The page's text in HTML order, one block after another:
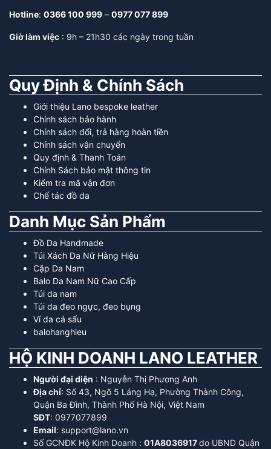
Hotline: 0366 100 999 – 0977 077 899
Giờ làm việc : 9h – 21h30 các ngày trong tuần
Quy Định & Chính Sách
Giới thiệu Lano bespoke leather
Chính sách bảo hành
Chính sách đổi, trả hàng hoàn tiền
Chính sách vận chuyển
Quy định & Thanh Toán
Chính Sách bảo mật thông tin
Kiểm tra mã vận đơn
Chế tác đồ da
Danh Mục Sản Phẩm
Đồ Da Handmade
Túi Xách Da Nữ Hàng Hiệu
Cặp Da Nam
Balo Da Nam Nữ Cao Cấp
Túi da nam
Túi da đeo ngực, đeo bụng
Ví da cá sấu
balohanghieu
HỘ KINH DOANH LANO LEATHER
Người đại diện : Nguyễn Thị Phương Anh
Địa chỉ: Số 43, Ngõ 5 Láng Hạ, Phường Thành Công,
Quận Ba Đình, Thành Phố Hà Nội, Việt Nam
SĐT: 0977077899
Email: support@lano.vn
Số GCNĐK Hộ Kinh Doanh : 01A8036917do UBND Quận